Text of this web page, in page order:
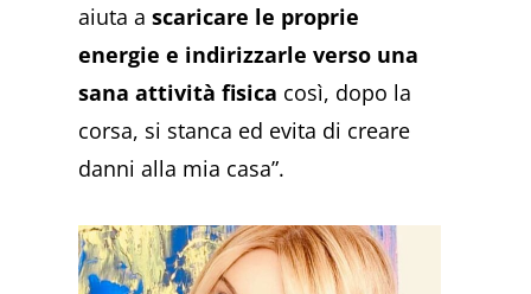
aiuta ascaricare le proprie
energie e indirizzarle verso una
sana attività fisica così, dopo la
corsa, si stanca ed evita di creare
danni alla mia casa”.